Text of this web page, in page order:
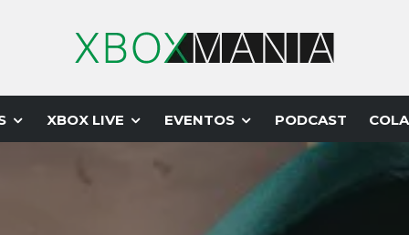
XBOX LIVE EVENTOS PODCAST